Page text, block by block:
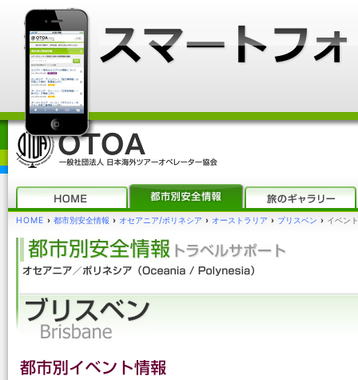
HOME › 都市別安全情報 › オセアニア/ポリネシア › オーストラリア › ブリスベン › イベン